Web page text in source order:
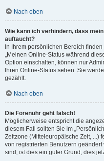
Nach oben
Wie kann ich verhindern, dass
auftaucht?
In Ihrem persönlichen Bereich
„Meinen Online-Status während
Option einschalten, können nur
Ihren Online-Status sehen. Sie
gezählt.
Nach oben
Die Forenuhr geht falsch!
Möglicherweise entspricht die
diesem Fall sollten Sie im
Zeitzone (Mitteleuropäische Zeit, ...)
von registrierten Benutzern
sind, ist dies ein guter Grund, dies